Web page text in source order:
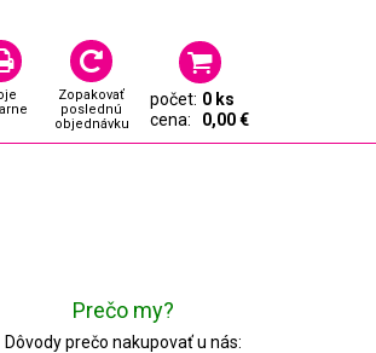
Zopakovať
poslednú
objednávku
počet: 0 ks
cena:
0,00 €
Prečo my?
Dôvody prečo nakupovať u nás: